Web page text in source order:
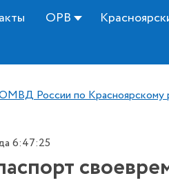
ОРВ
России по Красноярскому
6:47:26